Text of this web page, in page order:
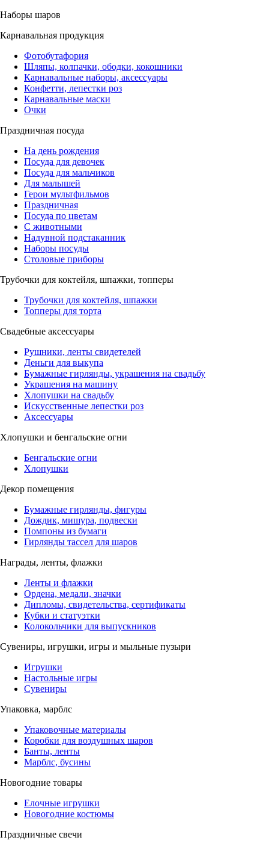
Наборы шаров
Карнавальная продукция
Фотобутафория
Шляпы, колпачки, ободки, кокошники
Карнавальные наборы, аксессуары
Конфетти, лепестки роз
Карнавальные маски
Очки
Праздничная посуда
На день рождения
Посуда для девочек
Посуда для мальчиков
Для малышей
Герои мультфильмов
Праздничная
Посуда по цветам
С животными
Надувной подстаканник
Наборы посуды
Столовые приборы
Трубочки для коктейля, шпажки, топперы
Трубочки для коктейля, шпажки
Топперы для торта
Свадебные аксессуары
Рушники, ленты свидетелей
Деньги для выкупа
Бумажные гирлянды, украшения на свадьбу
Украшения на машину
Хлопушки на свадьбу
Искусственные лепестки роз
Аксессуары
Хлопушки и бенгальские огни
Бенгальские огни
Хлопушки
Декор помещения
Бумажные гирлянды, фигуры
Дождик, мишура, подвески
Помпоны из бумаги
Гирлянды тассел для шаров
Награды, ленты, флажки
Ленты и флажки
Ордена, медали, значки
Дипломы, свидетельства, сертификаты
Кубки и статуэтки
Колокольчики для выпускников
Сувениры, игрушки, игры и мыльные пузыри
Игрушки
Настольные игры
Сувениры
Упаковка, марблс
Упаковочные материалы
Коробки для воздушных шаров
Банты, ленты
Марблс, бусины
Новогодние товары
Елочные игрушки
Новогодние костюмы
Праздничные свечи